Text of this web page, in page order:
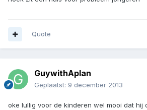
Quote
GuywithAplan
Geplaatst: 9 december 2013
oke lullig voor de kinderen wel mooi dat hij